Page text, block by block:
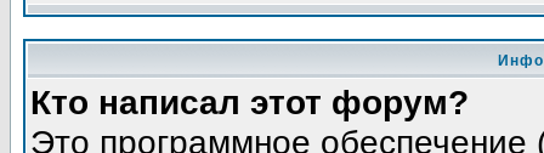
Кто написал этот форум?
Это программное